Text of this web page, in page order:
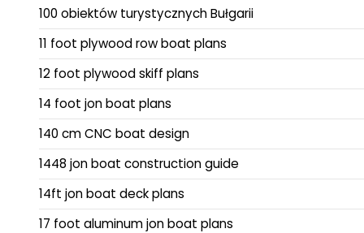
100 obiektów turystycznych Bułgarii
11 foot plywood row boat plans
12 foot plywood skiff plans
14 foot jon boat plans
140 cm CNC boat design
1448 jon boat construction guide
14ft jon boat deck plans
17 foot aluminum jon boat plans